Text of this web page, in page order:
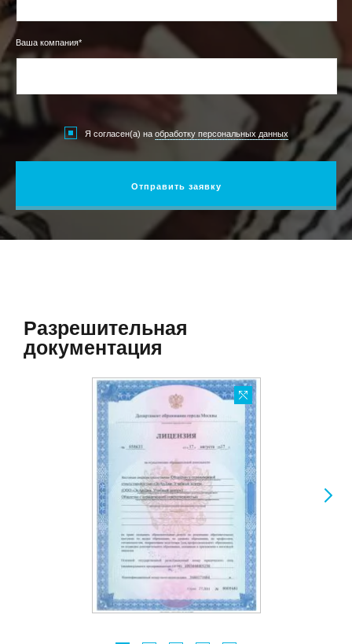
Ваша компания*
Я согласен(а) на обработку персональных данных
Отправить заявку
Разрешительная
документация